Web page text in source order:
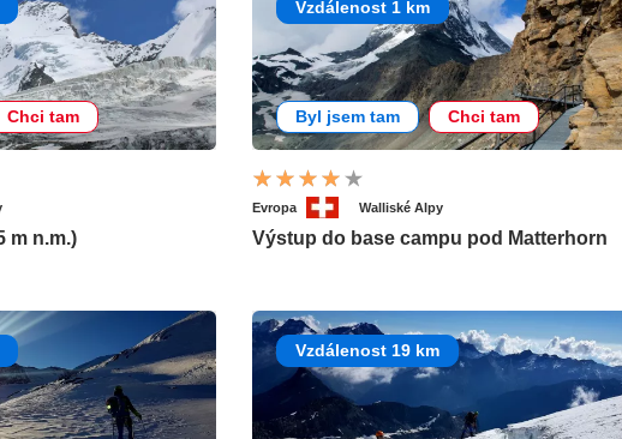
Chci tam
m n.m.)
Vzdálenost 1 km
Byl jsem tam Chci tam
Evropa Walliské Alpy
Výstup do base campu pod Matterhorn
Vzdálenost 19 km